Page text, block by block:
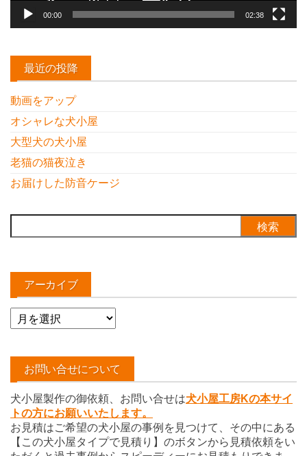
00:00 02:38
最近の投降
動画をアップ
オシャレな犬小屋
大型犬の犬小屋
老猫の猫夜泣き
お届けした防音ケージ
索:
アーカイブ
ア
ー
イ
お問い合せについて
犬小屋製作の御依頼、お問い合せは犬小屋工房Kの本サイ
トの方にお願いいたします。
お見積はご希望の犬小屋の事例を見つけて、その中にある
【この犬小屋タイプで見積り】のボタンから見積依頼をい